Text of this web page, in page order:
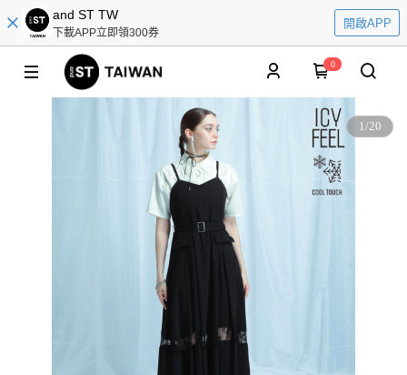
and ST TW
下載APP立即領300券
開啟APP
0
1/20